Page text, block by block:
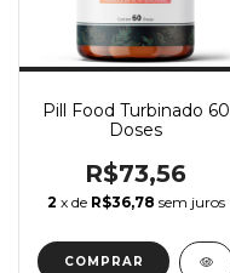
Pill Food Turbinado 60
Doses
R$73,56
2 x de R$36,78 sem juros